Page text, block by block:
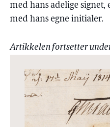
med hans adelige
med hans egne initialer.
Artikkelen fortsetter